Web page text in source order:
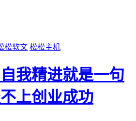
松软文 松松主机
我精进就是一句
上创业成功